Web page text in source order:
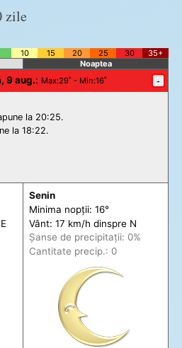
zile
10 15 20 25 30
35+
Noaptea
9 aug.: Max:29˚ - Min:16˚ -
la 20:25.
la 18:22.
Senin
Minima nopții: 16°
Vânt: 17 km/h dinspre N
Șanse de precipitații: 0%
Cantitate precip.: 0